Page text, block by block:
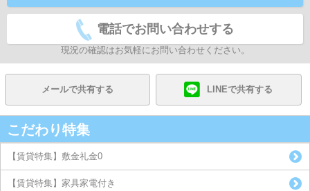
電話でお問い合わせする
現況の確認はお気軽にお問い合わせください。
メールで共有する LINEで共有する
こだわり特集
【賃貸特集】敷金礼金0
【賃貸特集】家具家電付き